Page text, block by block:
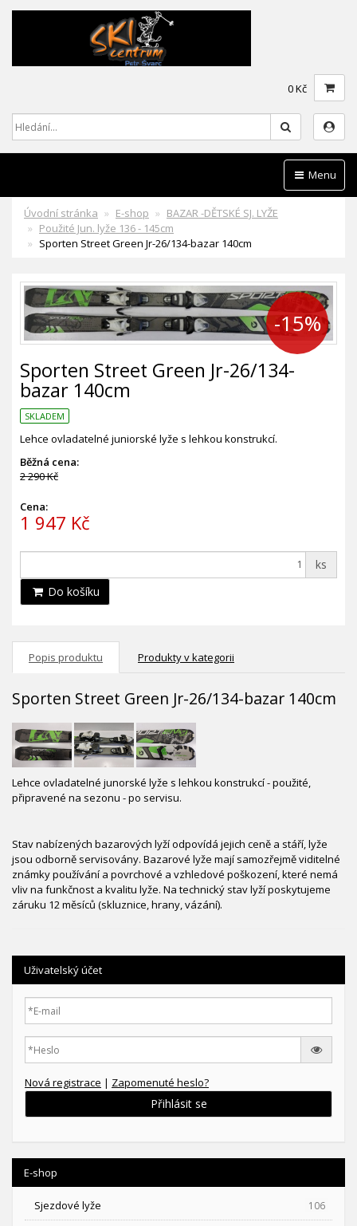
0 Kč
Menu
Úvodní stránka E-shop
BAZAR -DĚTSKÉ SJ. LYŽE
Použité Jun. lyže 136 - 145cm
Sporten Street Green Jr-26/134-bazar 140cm
-15%
Sporten Street Green Jr-26/134-
bazar 140cm
SKLADEM
Lehce ovladatelné juniorské lyže s lehkou konstrukcí.
Běžná cena:
2 290 Kč
Cena:
1 947 Kč
ks
Do košíku
Popis produktu Produkty v kategorii
Sporten Street Green Jr-26/134-bazar 140cm
Lehce ovladatelné junorské lyže s lehkou konstrukcí - použité,
připravené na sezonu - po servisu.
Stav nabízených bazarových lyží odpovídá jejich ceně a stáří, lyže
jsou odborně servisovány. Bazarové lyže mají samozřejmě viditelné
známky používání a povrchové a vzhledové poškození, které nemá
vliv na funkčnost a kvalitu lyže. Na technický stav lyží poskytujeme
záruku 12 měsíců (skluznice, hrany, vázání).
Uživatelský účet
Nová registrace | Zapomenuté heslo?
Přihlásit se
E-shop
Sjezdové lyže 106